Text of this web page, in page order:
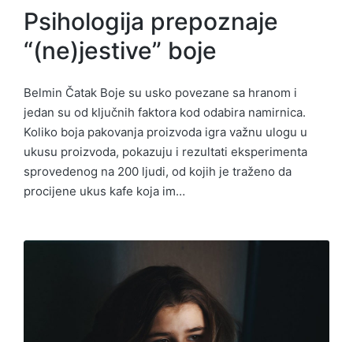
Psihologija prepoznaje
“(ne)jestive” boje
Belmin Čatak Boje su usko povezane sa hranom i
jedan su od ključnih faktora kod odabira namirnica.
Koliko boja pakovanja proizvoda igra važnu ulogu u
ukusu proizvoda, pokazuju i rezultati eksperimenta
sprovedenog na 200 ljudi, od kojih je traženo da
procijene ukus kafe koja im…